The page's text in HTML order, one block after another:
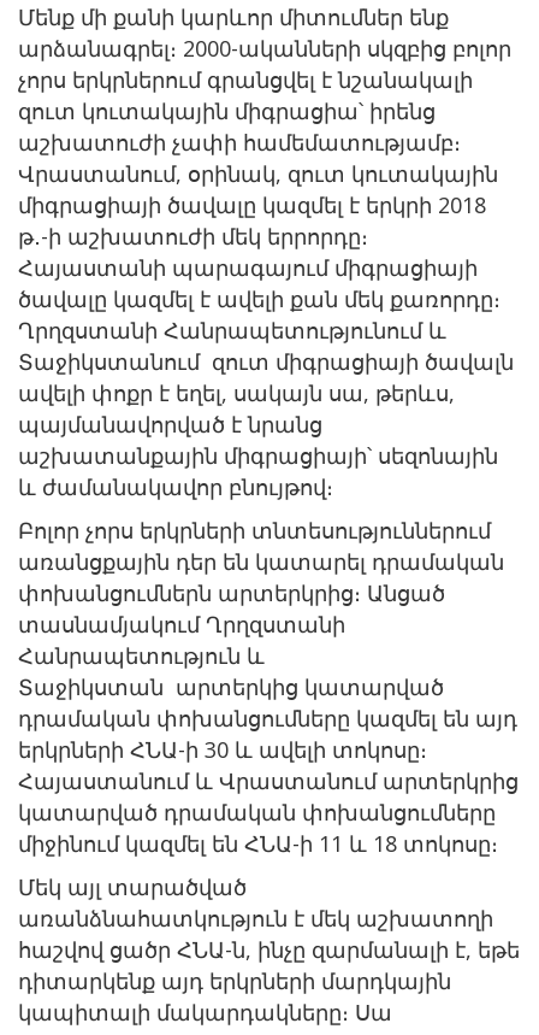
Մենք մի քանի կարևոր միտումներ ենք
արձանագրել։ 2000-ականների սկզբից բոլոր
չորս երկրներում գրանցվել է նշանակալի
զուտ կուտակային միգրացիա՝ իրենց
աշխատուժի չափի համեմատությամբ։
Վրաստանում, օրինակ, զուտ կուտակային
միգրացիայի ծավալը կազմել է երկրի 2018
թ․-ի աշխատուժի մեկ երրորդը։
Հայաստանի պարագայում միգրացիայի
ծավալը կազմել է ավելի քան մեկ քառորդը։
Ղրղզստանի Հանրապետությունում և
Տաջիկստանում զուտ միգրացիայի ծավալն
ավելի փոքր է եղել, սակայն սա, թերևս,
պայմանավորված է նրանց
աշխատանքային միգրացիայի՝ սեզոնային
և ժամանակավոր բնույթով։
Բոլոր չորս երկրների տնտեսություններում
առանցքային դեր են կատարել դրամական
փոխանցումներն արտերկրից։ Անցած
տասնամյակում Ղրղզստանի
Հանրապետություն և
Տաջիկստան արտերկից կատարված
դրամական փոխանցումները կազմել են այդ
երկրների ՀՆԱ-ի 30 և ավելի տոկոսը։
Հայաստանում և Վրաստանում արտերկրից
կատարված դրամական փոխանցումները
միջինում կազմել են ՀՆԱ-ի 11 և 18 տոկոսը։
Մեկ այլ տարածված
առանձնահատկություն է մեկ աշխատողի
հաշվով ցածր ՀՆԱ-ն, ինչը զարմանալի է, եթե
դիտարկենք այդ երկրների մարդկային
կապիտալի մակարդակները։ Սա